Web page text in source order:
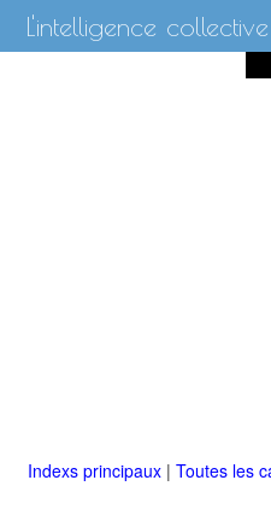
L'intelligence collective
Indexs principaux | Toutes les